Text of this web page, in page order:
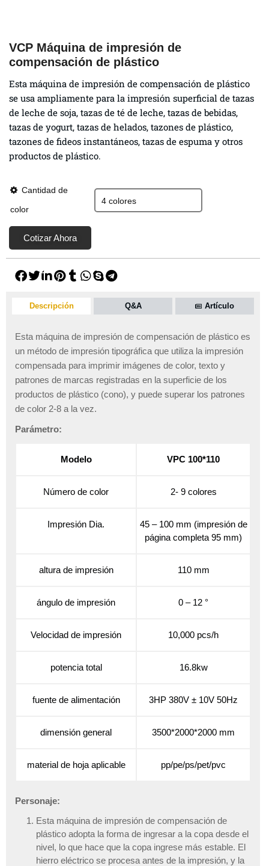
VCP Máquina de impresión de
compensación de plástico
Esta máquina de impresión de compensación de plástico
se usa ampliamente para la impresión superficial de tazas
de leche de soja, tazas de té de leche, tazas de bebidas,
tazas de yogurt, tazas de helados, tazones de plástico,
tazones de fideos instantáneos, tazas de espuma y otros
productos de plástico.
Cantidad de
color
Cotizar Ahora
Descripción Q&A Artículo
Esta máquina de impresión de compensación de plástico es
un método de impresión tipográfica que utiliza la impresión
compensada para imprimir imágenes de color, texto y
patrones de marcas registradas en la superficie de los
productos de plástico (cono), y puede superar los patrones
de color 2-8 a la vez.
Parámetro:
Modelo VPC 100*110
Número de color 2- 9 colores
Impresión Dia.
45 – 100 mm (impresión de
página completa 95 mm)
altura de impresión 110 mm
ángulo de impresión 0 – 12 °
Velocidad de impresión 10,000 pcs/h
potencia total 16.8kw
fuente de alimentación 3HP 380V ± 10V 50Hz
dimensión general 3500*2000*2000 mm
material de hoja aplicable pp/pe/ps/pet/pvc
Personaje:
Esta máquina de impresión de compensación de
plástico adopta la forma de ingresar a la copa desde el
nivel, lo que hace que la copa ingrese más estable. El
hierro eléctrico se procesa antes de la impresión, y la